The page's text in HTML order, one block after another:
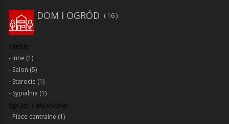
DOM I OGRÓD 16
Meble
Inne (1)
Salon (5)
Starocie (1)
Sypialnia (1)
Sprzęt i akcesoria
Piece centralne (1)